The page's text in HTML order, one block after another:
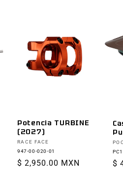
Potencia TURBINE
(2027)
Proveedor:
RACE FACE
947-00-020-01
Precio
$ 2,950.00 MXN $